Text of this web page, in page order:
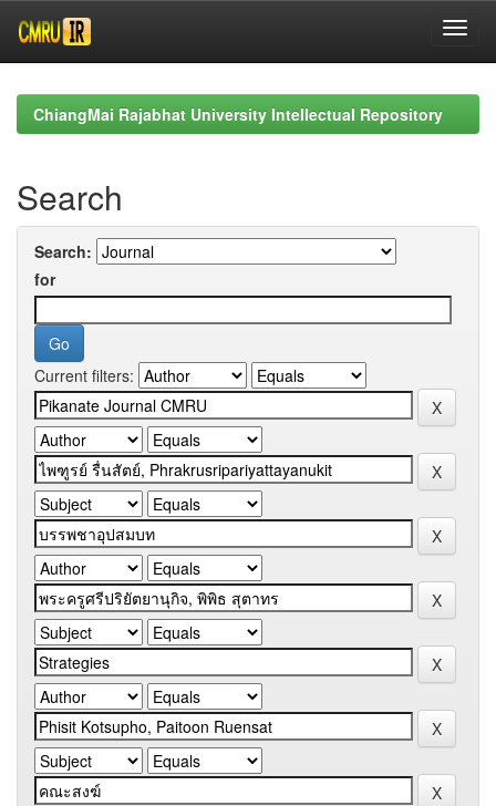
navigationChiangMai Rajabhat University Intellectual Repository
Search
Search:
for
Current filters: